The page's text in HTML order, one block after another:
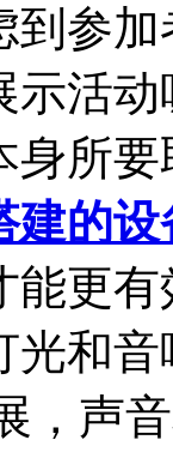
到参
示活
身所
建的设
能更
光和
，声